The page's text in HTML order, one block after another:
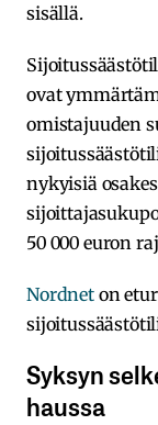
sisällä.
ovat
omistajuuden
nykyisiä
50 000 euron
Nordneton
Syksyn
haussa